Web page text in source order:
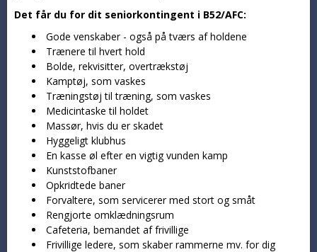
Det får du for dit seniorkontingent i B52/AFC:
Gode venskaber - også på tværs af holdene
Trænere til hvert hold
Bolde, rekvisitter, overtrækstøj
Kamptøj, som vaskes
Træningstøj til træning, som vaskes
Medicintaske til holdet
Massør, hvis du er skadet
Hyggeligt klubhus
En kasse øl efter en vigtig vunden kamp
Kunststofbaner
Opkridtede baner
Forvaltere, som servicerer med stort og småt
Rengjorte omklædningsrum
Cafeteria, bemandet af frivillige
Frivillige ledere, som skaber rammerne mv. for dig